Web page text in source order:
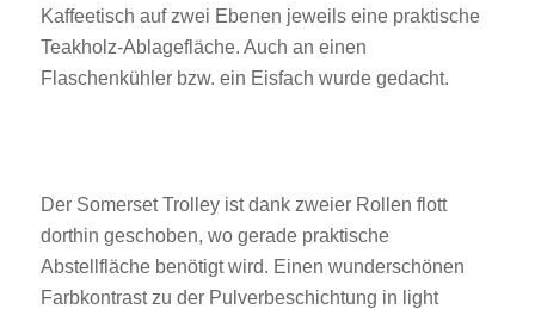
Kaffeetisch auf zwei Ebenen jeweils eine praktische
Teakholz-Ablagefläche. Auch an einen
Flaschenkühler bzw. ein Eisfach wurde gedacht.
Der Somerset Trolley ist dank zweier Rollen flott
dorthin geschoben, wo gerade praktische
Abstellfläche benötigt wird. Einen wunderschönen
Farbkontrast zu der Pulverbeschichtung in light